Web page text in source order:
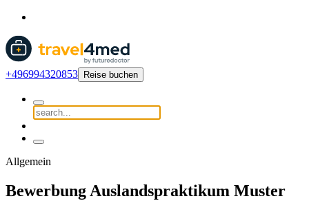
+496994320853 Reise buchen
Allgemein
Bewerbung Auslandspraktikum Muster